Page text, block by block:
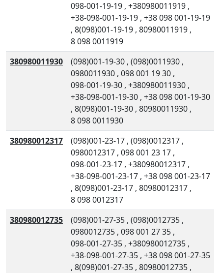
098-001-19-19 , +380980011919 ,
+38-098-001-19-19 , +38 098 001-19-19
, 8(098)001-19-19 , 80980011919 ,
8 098 0011919
380980011930
(098)001-19-30 , (098)0011930 ,
0980011930 , 098 001 19 30 ,
098-001-19-30 , +380980011930 ,
+38-098-001-19-30 , +38 098 001-19-30
, 8(098)001-19-30 , 80980011930 ,
8 098 0011930
380980012317
(098)001-23-17 , (098)0012317 ,
0980012317 , 098 001 23 17 ,
098-001-23-17 , +380980012317 ,
+38-098-001-23-17 , +38 098 001-23-17
, 8(098)001-23-17 , 80980012317 ,
8 098 0012317
380980012735
(098)001-27-35 , (098)0012735 ,
0980012735 , 098 001 27 35 ,
098-001-27-35 , +380980012735 ,
+38-098-001-27-35 , +38 098 001-27-35
, 8(098)001-27-35 , 80980012735 ,